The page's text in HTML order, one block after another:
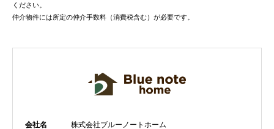
ください。
仲介物件には所定の仲介手数料（消費税含む）が必要です。
会社名
株式会社ブルーノートホーム